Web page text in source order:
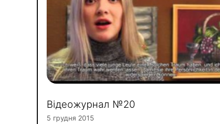
Відеожурнал №20
5 грудня 2015